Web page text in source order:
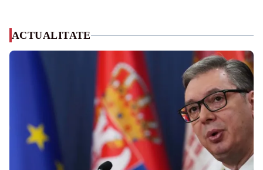
ACTUALITATE